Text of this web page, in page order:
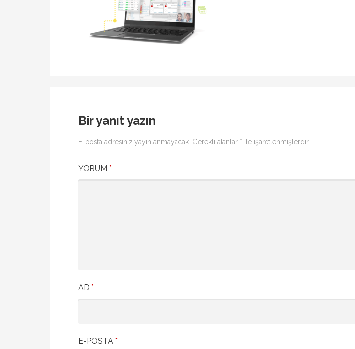
Bir yanıt yazın
E-posta adresiniz yayınlanmayacak. Gerekli alanlar * ile işaretlenmişlerdir
YORUM *
AD *
E-POSTA *